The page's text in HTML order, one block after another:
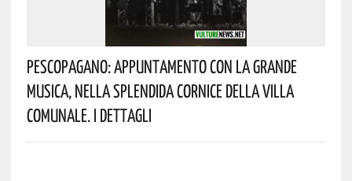
Pescopagano: Appuntamento Con La Grande
Musica, Nella Splendida Cornice Della Villa
Comunale. I Dettagli